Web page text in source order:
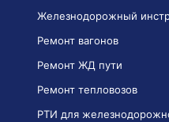
Железнодорожный
Ремонт вагонов
Ремонт ЖД пути
Ремонт тепловозов
РТИ для